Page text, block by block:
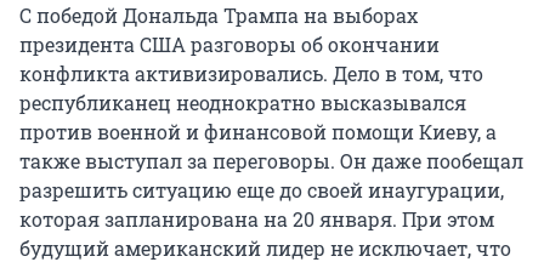
С победой Дональда Трампа на выборах
президента США разговоры об окончании
конфликта активизировались. Дело в том, что
республиканец неоднократно высказывался
против военной и финансовой помощи Киеву, а
также выступал за переговоры. Он даже пообещал
разрешить ситуацию еще до своей инаугурации,
которая запланирована на 20 января. При этом
будущий американский лидер не исключает, что